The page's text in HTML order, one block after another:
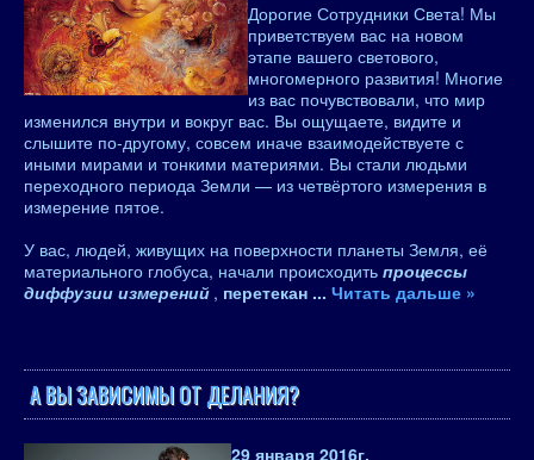
Дорогие Сотрудники Света! Мы
приветствуем вас на новом
этапе вашего светового,
многомерного развития! Многие
из вас почувствовали, что мир
изменился внутри и вокруг вас. Вы ощущаете, видите и
слышите по-другому, совсем иначе взаимодействуете с
иными мирами и тонкими материями. Вы стали людьми
переходного периода Земли — из четвёртого измерения в
измерение пятое.
У вас, людей, живущих на поверхности планеты Земля, её
материального глобуса, начали происходить процессы
диффузии измерений , перетекан ... Читать дальше »
А ВЫ ЗАВИСИМЫ ОТ ДЕЛАНИЯ?
29 января 2016г.